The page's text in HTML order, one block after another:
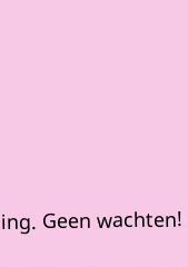
Geen wachten!